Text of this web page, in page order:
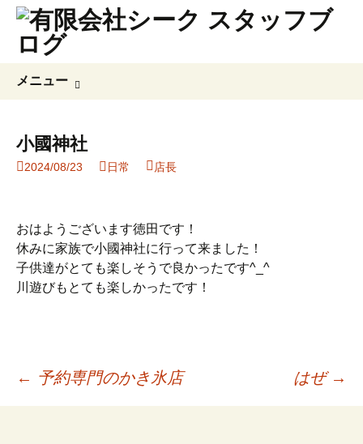
メニュー
ツ
へ
ッ
プ
小國神社
2024/08/23 日常 店長
おはようございます徳田です！
休みに家族で小國神社に行って来ました！
子供達がとても楽しそうで良かったです^_^
川遊びもとても楽しかったです！
投
← 予約専門のかき氷店 はぜ →